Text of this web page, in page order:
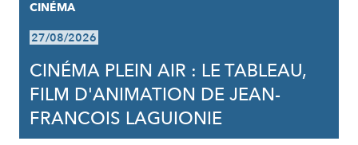
CINÉMA
27/08/2026
CINÉMA PLEIN AIR : LE TABLEAU,
FILM D'ANIMATION DE JEAN-
FRANCOIS LAGUIONIE